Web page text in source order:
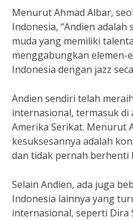
Menurut Ahmad Albar,
Indonesia, “Andien adalah
muda yang memiliki
menggabungkan elemen-
Indonesia dengan jazz
Andien sendiri telah
internasional, termasuk di
Amerika Serikat. Menurut
kesuksesannya adalah
dan tidak pernah berhenti
Selain Andien, ada juga
Indonesia lainnya yang
internasional, seperti Dira